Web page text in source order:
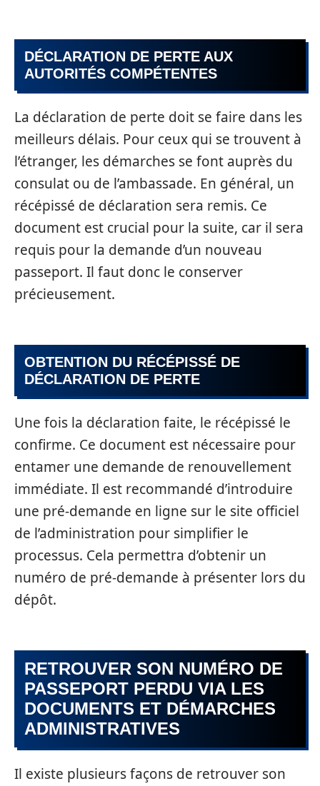
DÉCLARATION DE PERTE AUX
AUTORITÉS COMPÉTENTES
La déclaration de perte doit se faire dans les
meilleurs délais. Pour ceux qui se trouvent à
l’étranger, les démarches se font auprès du
consulat ou de l’ambassade. En général, un
récépissé de déclaration sera remis. Ce
document est crucial pour la suite, car il sera
requis pour la demande d’un nouveau
passeport. Il faut donc le conserver
précieusement.
OBTENTION DU RÉCÉPISSÉ DE
DÉCLARATION DE PERTE
Une fois la déclaration faite, le récépissé le
confirme. Ce document est nécessaire pour
entamer une demande de renouvellement
immédiate. Il est recommandé d’introduire
une pré-demande en ligne sur le site officiel
de l’administration pour simplifier le
processus. Cela permettra d’obtenir un
numéro de pré-demande à présenter lors du
dépôt.
RETROUVER SON NUMÉRO DE
PASSEPORT PERDU VIA LES
DOCUMENTS ET DÉMARCHES
ADMINISTRATIVES
Il existe plusieurs façons de retrouver son